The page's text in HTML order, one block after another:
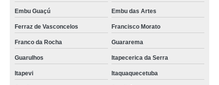
Embu Guaçú Embu das Artes
Ferraz de Vasconcelos Francisco Morato
Franco da Rocha Guararema
Guarulhos Itapecerica da Serra
Itapevi Itaquaquecetuba